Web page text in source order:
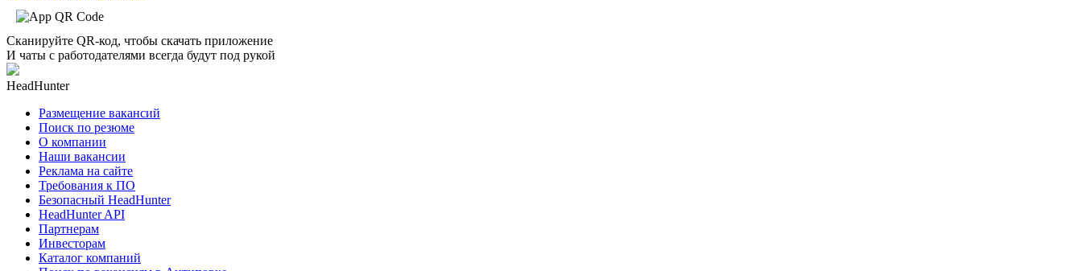
Сканируйте QR-код, чтобы скачать приложение
И чаты с работодателями всегда будут под рукой
HeadHunter
Размещение вакансий
Поиск по резюме
О компании
Наши вакансии
Реклама на сайте
Требования к ПО
Безопасный HeadHunter
HeadHunter API
Партнерам
Инвесторам
Каталог компаний